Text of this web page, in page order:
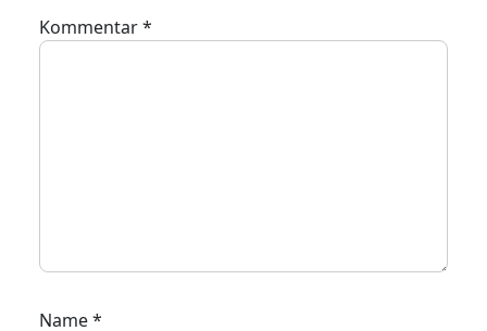
Kommentar*
Name*